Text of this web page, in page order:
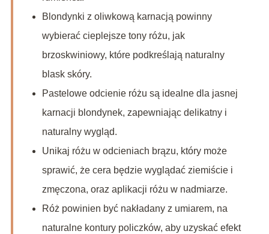
Blondynki z oliwkową karnacją powinny
wybierać cieplejsze tony różu, jak
brzoskwiniowy, które podkreślają naturalny
blask skóry.
Pastelowe odcienie różu są idealne dla jasnej
karnacji blondynek, zapewniając delikatny i
naturalny wygląd.
Unikaj różu w odcieniach brązu, który może
sprawić, że cera będzie wyglądać ziemiście i
zmęczona, oraz aplikacji różu w nadmiarze.
Róż powinien być nakładany z umiarem, na
naturalne kontury policzków, aby uzyskać efekt